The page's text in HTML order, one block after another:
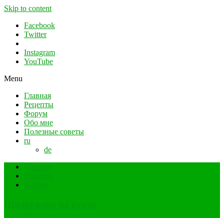
Skip to content
Facebook
Twitter
Instagram
YouTube
Menu
Главная
Рецепты
Форум
Обо мне
Полезные советы
ru
de